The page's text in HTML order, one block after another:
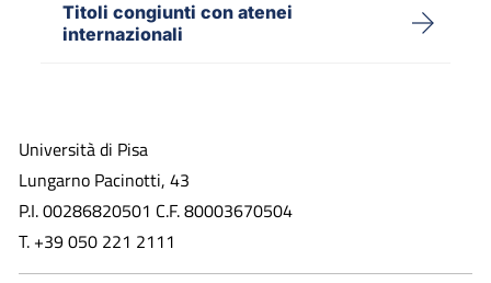
Titoli congiunti con atenei
internazionali
Università di Pisa
Lungarno Pacinotti, 43
P.I. 00286820501 C.F. 80003670504
T. +39 050 221 2111